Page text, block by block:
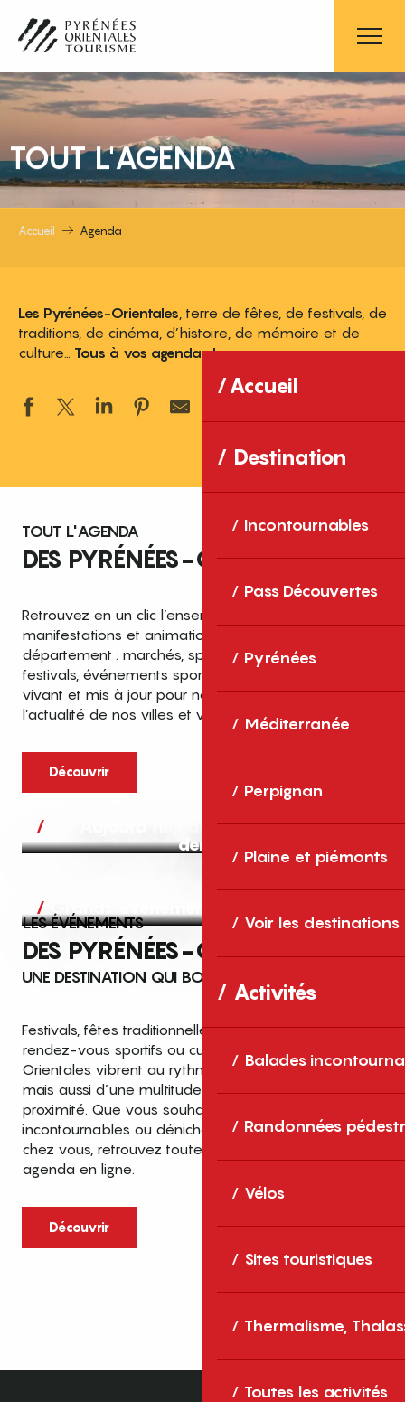
contenu
principal
Accueil
Destination
Incontournables
Pass Découvertes
Pyrénées
Méditerranée
Perpignan
Plaine et piémonts
Voir les destinations
Activités
Balades
Randonnées
Vélos
Sites touristiques
Thermalisme,
Toutes les activités
TOUT L'AGENDA
Accueil Agenda
Les Pyrénées-Orientales , terre de fêtes, de festivals, de
traditions, de cinéma, d’histoire, de mémoire et de
culture… Tous à vos agendas !
TOUT L'AGENDA
DES PYRÉNÉES-ORIENTALES
Retrouvez en un clic l’ensemble des fêtes,
manifestations et animations recensées dans le
département : marchés, spectacles, expositions,
festivals, événements sportifs et culturels… un agenda
vivant et mis à jour pour ne rien manquer de
l’actualité de nos villes et villages.
Découvrir
Aujourd’hui, demain et après-
demain
Grands événements
LES ÉVÉNEMENTS
DES PYRÉNÉES-ORIENTALES
UNE DESTINATION QUI BOUGE TOUTE L’ANNÉE
Festivals, fêtes traditionnelles, concerts, expositions,
rendez-vous sportifs ou culturels… les Pyrénées-
Orientales vibrent au rythme de grands temps forts
mais aussi d’une multitude d’événements de
proximité. Que vous souhaitiez vivre les
incontournables ou dénicher des sorties près de
chez vous, retrouvez toutes les infos dans notre
agenda en ligne.
Découvrir
Top des événements et sorties
en famille
cet été dans les Pyrénées-Orientales
Entre mer Méditerranée, villages de
caractère et grands espaces naturels, les
Pyrénées-Orientales sont une destination
idéale pour partager des moments en
famille tout au long...